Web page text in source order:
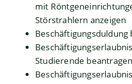
mit
Störstrahlern anzeigen
Beschäftigungsduldung
Studierende beantragen